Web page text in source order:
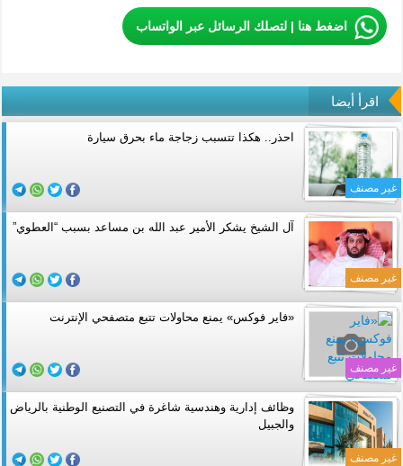
اضغط هنا | لتصلك الرسائل عبر الواتساب
اقرأ أيضا
غير مصنف
احذر.. هكذا تتسبب زجاجة ماء بحرق سيارة
غير مصنف
آل الشيخ يشكر الأمير عبد الله بن مساعد بسبب “العطوي”
غير مصنف
«فاير فوكس» يمنع محاولات تتبع متصفحي الإنترنت
غير مصنف
وظائف إدارية وهندسية شاغرة في التصنيع الوطنية بالرياض
والجبيل